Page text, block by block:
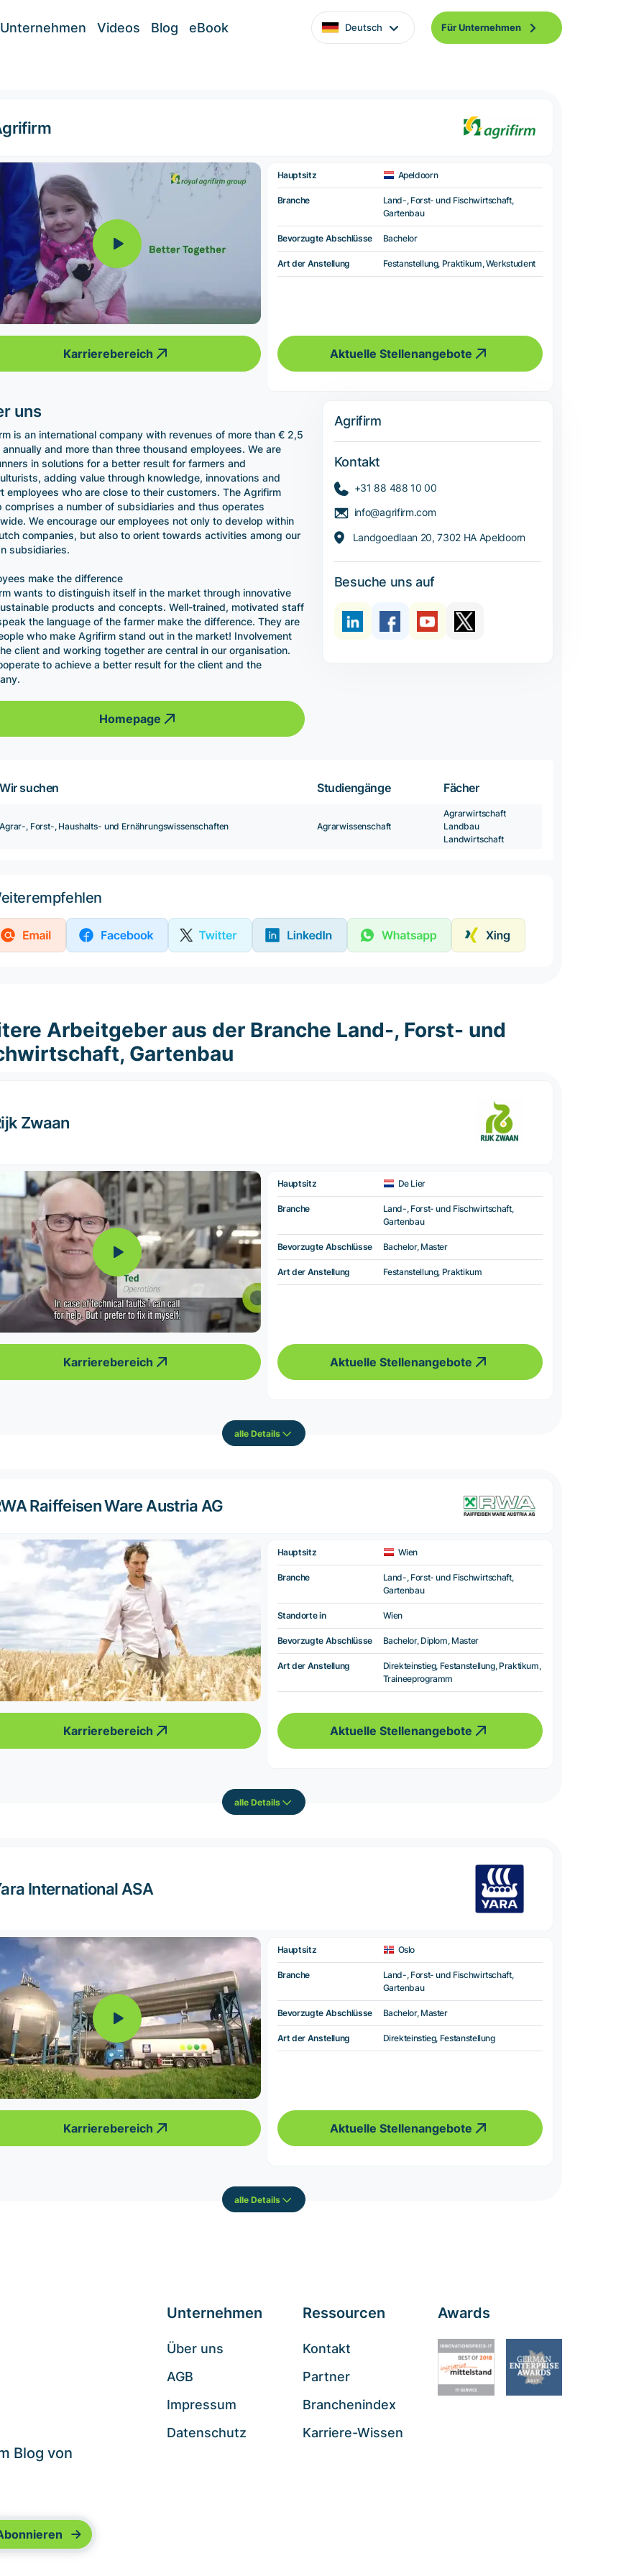
Unternehmen Videos Blog eBook Deutsch Für Unternehmen
Karrierebereich
Hauptsitz Apeldoorn
Branche
Land-, Forst- und Fischwirtschaft,
Gartenbau
Bevorzugte Abschlüsse Bachelor
Art der Anstellung Festanstellung, Praktikum, Werkstudent
Aktuelle Stellenangebote
uns
is an international company with revenues of more than € 2,5
annually and more than three thousand employees. We are
in solutions for a better result for farmers and
adding value through knowledge, innovations and
employees who are close to their customers. The Agrifirm
comprises a number of subsidiaries and thus operates
We encourage our employees not only to develop within
companies, but also to orient towards activities among our
subsidiaries.
make the difference
wants to distinguish itself in the market through innovative
products and concepts. Well-trained, motivated staff
the language of the farmer make the difference. They are
who make Agrifirm stand out in the market! Involvement
client and working together are central in our organisation.
to achieve a better result for the client and the
Homepage
Agrifirm
Kontakt
+31 88 488 10 00
info@agrifirm.com
Landgoedlaan 20, 7302 HA Apeldoorn
Besuche uns auf
Wir suchen Studiengänge Fächer
Agrar-, Forst-, Haushalts- und Ernährungswissenschaften Agrarwissenschaft
Agrarwirtschaft
Landbau
Landwirtschaft
Arbeitgeber aus der Branche Land-, Forst- und
Gartenbau
Zwaan
Karrierebereich
Hauptsitz De Lier
Branche
Land-, Forst- und Fischwirtschaft,
Gartenbau
Bevorzugte Abschlüsse Bachelor, Master
Art der Anstellung Festanstellung, Praktikum
Aktuelle Stellenangebote
alle Details
Raiffeisen Ware Austria AG
Karrierebereich
Hauptsitz Wien
Branche
Land-, Forst- und Fischwirtschaft,
Gartenbau
Standorte in Wien
Bevorzugte Abschlüsse Bachelor, Diplom, Master
Art der Anstellung
Direkteinstieg, Festanstellung, Praktikum,
Traineeprogramm
Aktuelle Stellenangebote
alle Details
International ASA
Karrierebereich
Hauptsitz Oslo
Branche
Land-, Forst- und Fischwirtschaft,
Gartenbau
Bevorzugte Abschlüsse Bachelor, Master
Art der Anstellung Direkteinstieg, Festanstellung
Aktuelle Stellenangebote
alle Details
Blog von
Unternehmen
Über uns
AGB
Impressum
Datenschutz
Ressourcen
Kontakt
Partner
Branchenindex
Karriere-Wissen
Awards